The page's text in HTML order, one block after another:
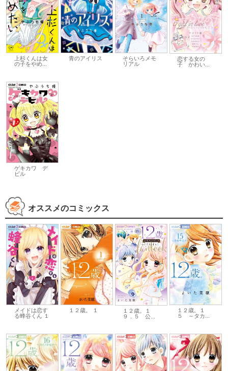
上杉くんは女
の子をやめ...
青のアイリス
そらいろメモ
リアル
恋する女の
子 かわい...
ゲキカワ デ
ビル
オススメのコミックス
メイドは恋す
る蜂谷くん １
１２歳。 １
１２歳。１
９．５ 公...
１２歳。１
５ ～タカ...